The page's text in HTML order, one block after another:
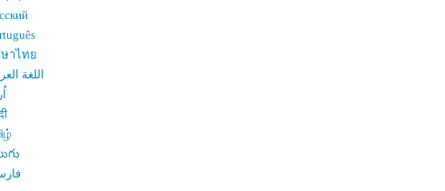
าไทย
اللغة